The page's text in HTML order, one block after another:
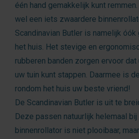
één hand gemakkelijk kunt
wel een iets zwaardere
Scandinavian Butler is namelijk
het huis. Het stevige en
rubberen banden zorgen ervoor
uw tuin kunt stappen. Daarmee is
rondom het huis uw beste vriend!
De Scandinavian Butler is uit te
Deze passen natuurlijk helemaal
binnenrollator is niet plooibaar,